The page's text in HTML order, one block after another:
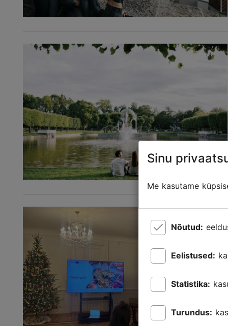
Sinu
Me kasutame
Nõutud:
Eelistused:
Statistika:
Turundus: